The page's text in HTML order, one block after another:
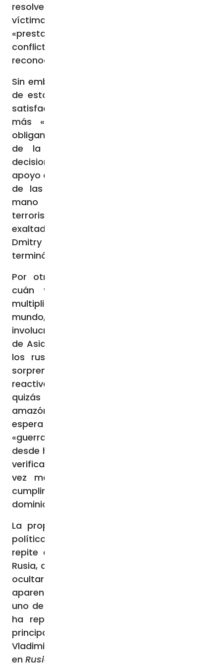
resolver el problema de los civiles, que son
víctimas de la situación», y sobre todo
«prestar especial atención a las razones del
conflicto», en alusión a la necesidad de
reconocer el Estado palestino.
Sin embargo, en las diversas declaraciones
de estos días turbulentos se trasluce una
satisfacción mal disimulada de los rusos
más «beligerantes», porque los hechos
obligan a Occidente a desviar la atención
de la guerra en Ucrania y a tomar
decisiones dramáticas, incluyendo dejar el
apoyo a Ucrania en segundo plano. Más allá
de las teorías conspirativas que ven la
mano de Moscú detrás de los ataques
terroristas palestinos, vale por todas la
exaltada declaración del ex presidente ruso
Dmitry Medvedev: «Amigos de la OTAN, ¡se
terminó el juego!».
Por otra parte no es difícil comprender
cuán ventajoso resulta para Rusia la
multiplicación de las guerras en todo el
mundo, desde aquellas en las que está más
involucrada, como en el Cáucaso, hasta las
de Asia y Oriente Medio, o en África, donde
los rusos participan activamente. Y casi
sorprende que todavía no se hayan
reactivado los conflictos en Sudamérica –
quizás la eterna disputa por los bosques
amazónicos entre Perú y Ecuador – a la
espera de la invasión china de Taiwán. La
«guerra mundial en pedazos» que evoca
desde hace años el Papa Francisco se está
verificando efectivamente de manera cada
vez más global, y Rusia ve en ello el
cumplimiento de su «misión» de desafiar el
dominio del Occidente «colectivo».
La propaganda oficial de Rusia, tanto de
políticos como de agitadores mediáticos,
repite que cualquier conflicto es útil para
Rusia, a veces sin tener siquiera el pudor de
ocultarlo detrás de declaraciones
aparentemente neutrales. Tigran Keosayan,
uno de los presentadores del canal
ha repetido varias veces, y otro de los
principales «pregoneros» de la televisión,
Vladimir Soloviev, acusó explícitamente
enRusia-1